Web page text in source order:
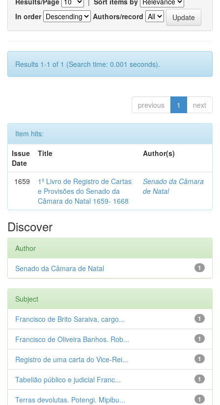
In order
Authors/record
Results 1-1 of 1 (Search time: 0.001 seconds).
previous 1 next
Item hits:
Issue
Date
Title Author(s)
1659
1º Livro de Registro de Cartas
e Provisões do Senado da
Câmara do Natal 1659- 1668
Senado da Câmara
de Natal
Discover
Author
1
Senado da Câmara de Natal
Subject
1
Francisco de Brito Saraiva, cargo...
1
Francisco de Oliveira Banhos. Rob...
1
Registro de uma carta do Vice-Rei...
1
Tabelião público e judicial Franc...
1
Terras devolutas. Potengi. Mipibu...